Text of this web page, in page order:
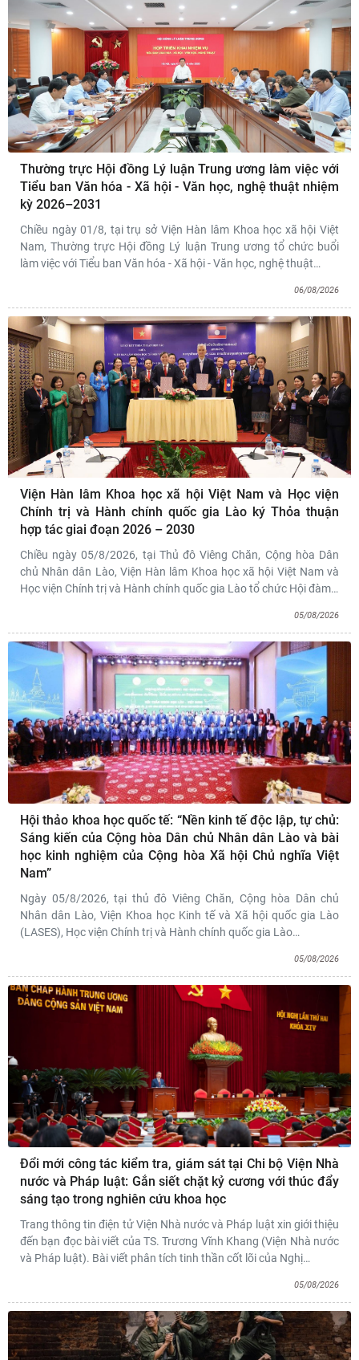
Thường trực Hội đồng Lý luận Trung ương làm việc với
Tiểu ban Văn hóa - Xã hội - Văn học, nghệ thuật nhiệm
kỳ 2026–2031
Chiều ngày 01/8, tại trụ sở Viện Hàn lâm Khoa học xã hội Việt
Nam, Thường trực Hội đồng Lý luận Trung ương tổ chức buổi
làm việc với Tiểu ban Văn hóa - Xã hội - Văn học, nghệ thuật…
06/08/2026
Viện Hàn lâm Khoa học xã hội Việt Nam và Học viện
Chính trị và Hành chính quốc gia Lào ký Thỏa thuận
hợp tác giai đoạn 2026 – 2030
Chiều ngày 05/8/2026, tại Thủ đô Viêng Chăn, Cộng hòa Dân
chủ Nhân dân Lào, Viện Hàn lâm Khoa học xã hội Việt Nam và
Học viện Chính trị và Hành chính quốc gia Lào tổ chức Hội đàm…
05/08/2026
Hội thảo khoa học quốc tế: “Nền kinh tế độc lập, tự chủ:
Sáng kiến của Cộng hòa Dân chủ Nhân dân Lào và bài
học kinh nghiệm của Cộng hòa Xã hội Chủ nghĩa Việt
Nam”
Ngày 05/8/2026, tại thủ đô Viêng Chăn, Cộng hòa Dân chủ
Nhân dân Lào, Viện Khoa học Kinh tế và Xã hội quốc gia Lào
(LASES), Học viện Chính trị và Hành chính quốc gia Lào…
05/08/2026
Đổi mới công tác kiểm tra, giám sát tại Chi bộ Viện Nhà
nước và Pháp luật: Gắn siết chặt kỷ cương với thúc đẩy
sáng tạo trong nghiên cứu khoa học
Trang thông tin điện tử Viện Nhà nước và Pháp luật xin giới thiệu
đến bạn đọc bài viết của TS. Trương Vĩnh Khang (Viện Nhà nước
và Pháp luật). Bài viết phân tích tinh thần cốt lõi của Nghị…
05/08/2026